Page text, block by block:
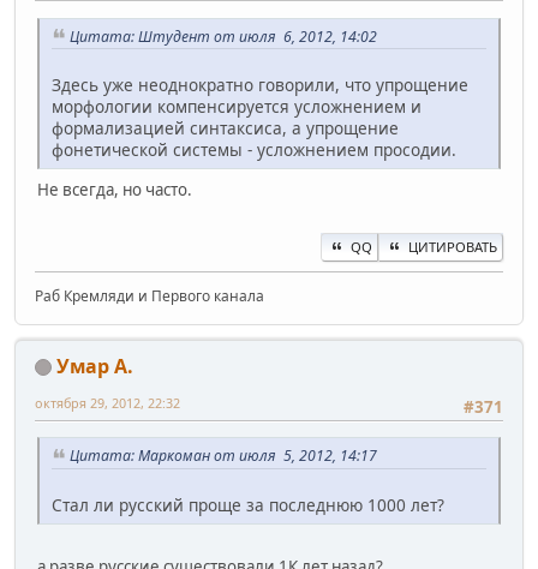
Цитата: Штудент от июля 6, 2012, 14:02
Здесь уже неоднократно говорили, что упрощение
морфологии компенсируется усложнением и
формализацией синтаксиса, а упрощение
фонетической системы - усложнением просодии.
Не всегда, но часто.
QQ ЦИТИРОВАТЬ
Раб Кремляди и Первого канала
Умар A.
#371
октября 29, 2012, 22:32
Цитата: Маркоман от июля 5, 2012, 14:17
Стал ли русский проще за последнюю 1000 лет?